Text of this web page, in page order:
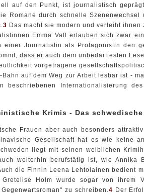
auf den Punkt, ist journalistisch
Romane durch schnelle
3 Das macht sie modern und verleiht ihnen
Emma Vall erlauben sich zwar
einer Journalistin als Protagonistin den
dass er auch dem unbedarftesten
vorgetragene
auf dem Weg zur Arbeit lesbar ist -
beschriebenen Internationalisierung
Krimis - Das
Frauen aber auch besonders
Gesellschaft hat es wie keine
liegt mit seinen weiblichen
weiterhin berufstätig ist, wie Annika
die Finnin Leena Lehtolainen bedient
Holm wurde sogar von ihrem
zu schreiben.4 Der